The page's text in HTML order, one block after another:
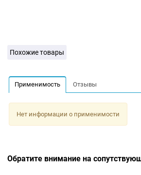
Похожие товары
Применимость Отзывы
Нет информации о применимости
Обратите внимание на